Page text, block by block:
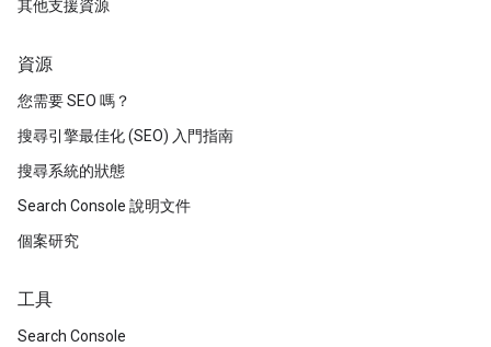
其他支援資源
資源
您需要 SEO 嗎？
搜尋引擎最佳化 (SEO) 入門指南
搜尋系統的狀態
Search Console 說明文件
個案研究
工具
Search Console